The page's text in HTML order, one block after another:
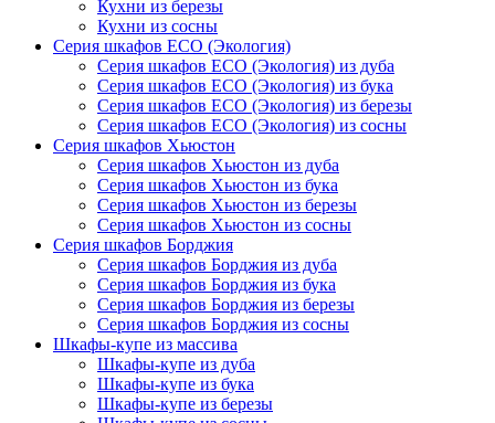
Кухни из березы
Кухни из сосны
Серия шкафов ECO (Экология)
Серия шкафов ECO (Экология) из дуба
Серия шкафов ECO (Экология) из бука
Серия шкафов ECO (Экология) из березы
Серия шкафов ECO (Экология) из сосны
Серия шкафов Хьюстон
Серия шкафов Хьюстон из дуба
Серия шкафов Хьюстон из бука
Серия шкафов Хьюстон из березы
Серия шкафов Хьюстон из сосны
Серия шкафов Борджия
Серия шкафов Борджия из дуба
Серия шкафов Борджия из бука
Серия шкафов Борджия из березы
Серия шкафов Борджия из сосны
Шкафы-купе из массива
Шкафы-купе из дуба
Шкафы-купе из бука
Шкафы-купе из березы